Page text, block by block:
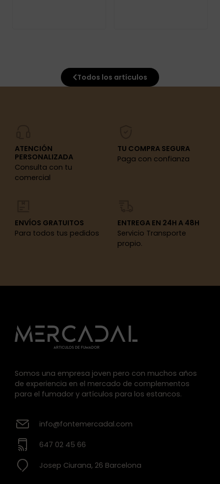
Todos los artículos
ATENCIÓN
PERSONALIZADA
Consulta con tu
comercial
TU COMPRA SEGURA
Paga con confianza
ENVÍOS GRATUITOS
Para todos tus pedidos
ENTREGA EN 24H A 48H
Servicio Transporte
propio.
Somos una empresa joven pero con muchos años
de experiencia en el mercado de complementos
para el fumador y artículos para los estancos.
info@fontemercadal.com
647 02 45 66
Josep Ciurana, 26 Barcelona